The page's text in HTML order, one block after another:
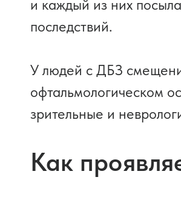
и каждый из них
последствий.
У людей с ДБЗ
офтальмологическом
зрительные и
Как